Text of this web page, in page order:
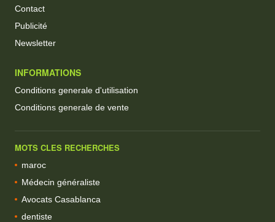
Contact
Publicité
Newsletter
INFORMATIONS
Conditions generale d'utilisation
Conditions generale de vente
MOTS CLES RECHERCHES
maroc
Médecin généraliste
Avocats Casablanca
dentiste